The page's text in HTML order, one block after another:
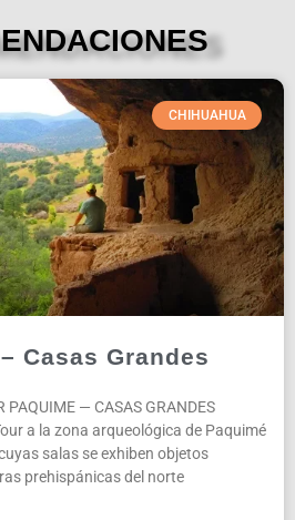
CHIHUAHUA
Casas Grandes
PAQUIME — CASAS GRANDES
a la zona arqueológica de Paquimé
salas se exhiben objetos
prehispánicas del norte